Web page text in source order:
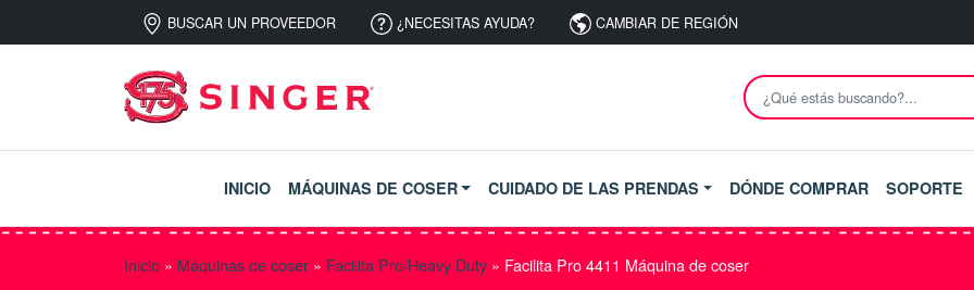
BUSCAR UN PROVEEDOR ¿NECESITAS AYUDA? CAMBIAR DE REGIÓN
INICIO MÁQUINAS DE COSER CUIDADO DE LAS PRENDAS DÓNDE COMPRAR SOPORTE
Inicio » Máquinas de coser » Facilita Pro/Heavy Duty » Facilita Pro 4411 Máquina de coser